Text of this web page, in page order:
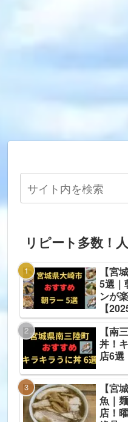
リピート多数！
【宮
5選｜
ンが
【
【南
丼！
店6選
【宮
魚｜
店！